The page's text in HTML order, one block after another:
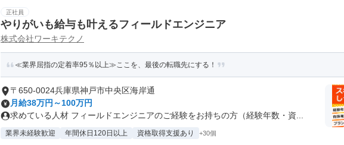
正社員
やりがいも給与も叶えるフィールドエンジニア
株式会社ワーキテクノ
≪業界屈指の定着率95％以上≫ここを、最後の転職先にする！
〒650-0024兵庫県神戸市中央区海岸通
月給38万円～100万円
求めている人材 フィールドエンジニアのご経験をお持ちの方（経験年数・資...
業界未経験歓迎 年間休日120日以上 資格取得支援あり +30個